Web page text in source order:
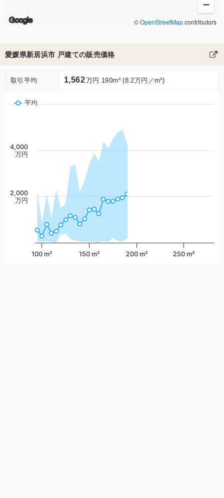
Google
−
©OpenStreetMapcontributors
愛媛県新居浜市中村松木
松山地裁本庁
愛媛県新居浜市 戸建ての販売価格
平均
4,000
万円